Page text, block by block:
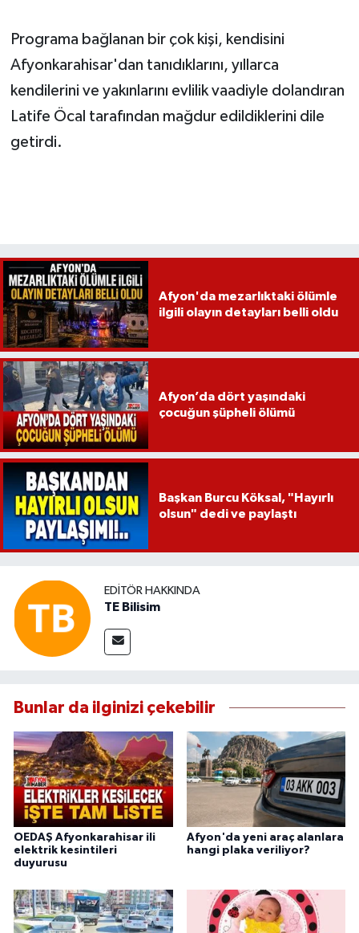
Programa bağlanan bir çok kişi, kendisini
Afyonkarahisar'dan tanıdıklarını, yıllarca
kendilerini ve yakınlarını evlilik vaadiyle dolandıran
Latife Öcal tarafından mağdur edildiklerini dile
getirdi.
Afyon'da mezarlıktaki ölümle
ilgili olayın detayları belli oldu
Afyon’da dört yaşındaki
çocuğun şüpheli ölümü
Başkan Burcu Köksal, "Hayırlı
olsun" dedi ve paylaştı
EDITÖR HAKKINDA
TE Bilisim
Bunlar da ilginizi çekebilir
OEDAŞ Afyonkarahisar ili
elektrik kesintileri
duyurusu
Afyon'da yeni araç alanlara
hangi plaka veriliyor?